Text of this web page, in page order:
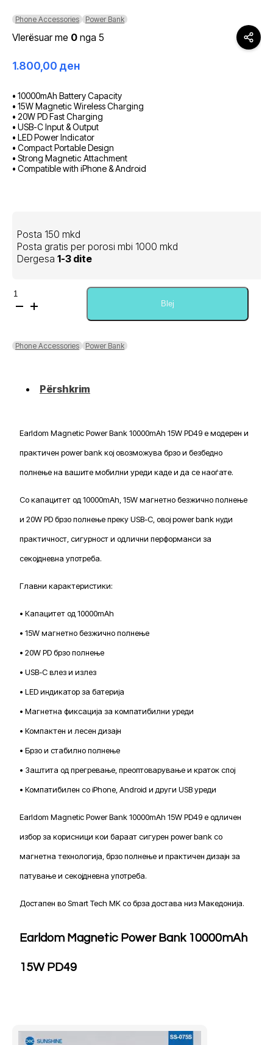
Phone Accessories Power Bank
Vlerësuar me 0 nga 5
1.800,00 ден
• 10000mAh Battery Capacity
• 15W Magnetic Wireless Charging
• 20W PD Fast Charging
• USB-C Input & Output
• LED Power Indicator
• Compact Portable Design
• Strong Magnetic Attachment
• Compatible with iPhone & Android
Posta 150 mkd
Posta gratis per porosi mbi 1000 mkd
Dergesa 1-3 dite
Sasi
Earldom
Bank
10.000mah
Blej
Phone Accessories Power Bank
Përshkrim
Earldom Magnetic Power Bank 10000mAh 15W PD49 е модерен и
практичен power bank кој овозможува брзо и безбедно
полнење на вашите мобилни уреди каде и да се наоѓате.
Со капацитет од 10000mAh, 15W магнетно безжично полнење
и 20W PD брзо полнење преку USB-C, овој power bank нуди
практичност, сигурност и одлични перформанси за
секојдневна употреба.
Главни карактеристики:
• Капацитет од 10000mAh
• 15W магнетно безжично полнење
• 20W PD брзо полнење
• USB-C влез и излез
• LED индикатор за батерија
• Магнетна фиксација за компатибилни уреди
• Компактен и лесен дизајн
• Брзо и стабилно полнење
• Заштита од прегревање, преоптоварување и краток спој
• Компатибилен со iPhone, Android и други USB уреди
Earldom Magnetic Power Bank 10000mAh 15W PD49 е одличен
избор за корисници кои бараат сигурен power bank со
магнетна технологија, брзо полнење и практичен дизајн за
патување и секојдневна употреба.
Достапен во Smart Tech MK со брза достава низ Македонија.
Earldom Magnetic Power Bank 10000mAh
15W PD49